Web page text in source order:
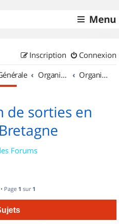
Menu
Connexion
Inscription
Organisation de sorties & Recherche de partenaires Organisation de sorties en région Bretagne
de sorties en
Forums
Page 1 sur 1